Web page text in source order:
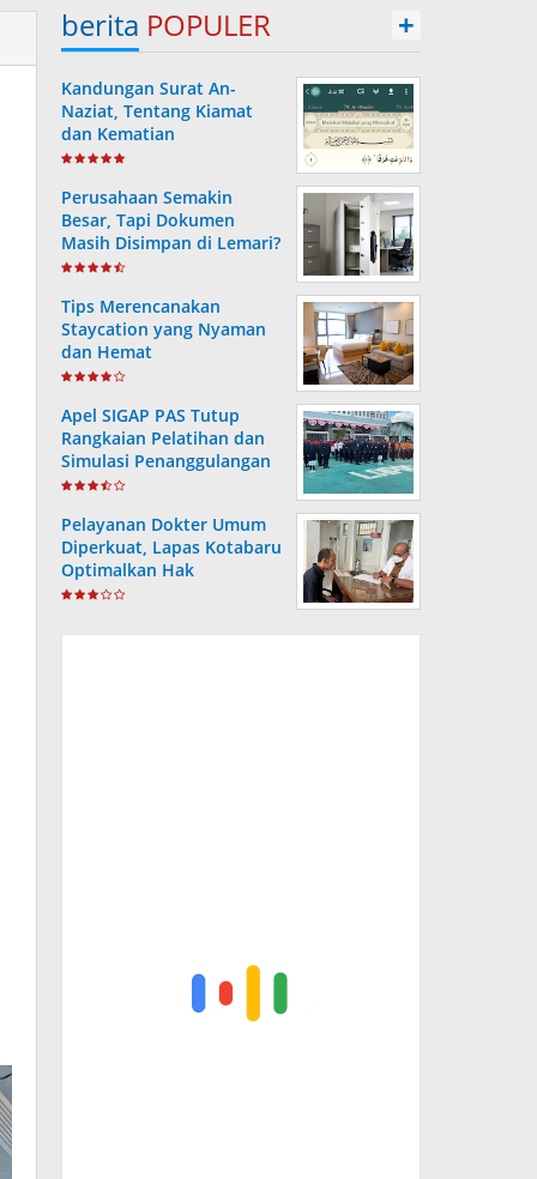
berita POPULER +
Kandungan Surat An-
Naziat, Tentang Kiamat
dan Kematian
Perusahaan Semakin
Besar, Tapi Dokumen
Masih Disimpan di Lemari?
Ini Risiko yang Sering
Tips Merencanakan
Staycation yang Nyaman
dan Hemat
Apel SIGAP PAS Tutup
Rangkaian Pelatihan dan
Simulasi Penanggulangan
Bencana di Lapas
Pelayanan Dokter Umum
Diperkuat, Lapas Kotabaru
Optimalkan Hak
Kesehatan Warga Binaan